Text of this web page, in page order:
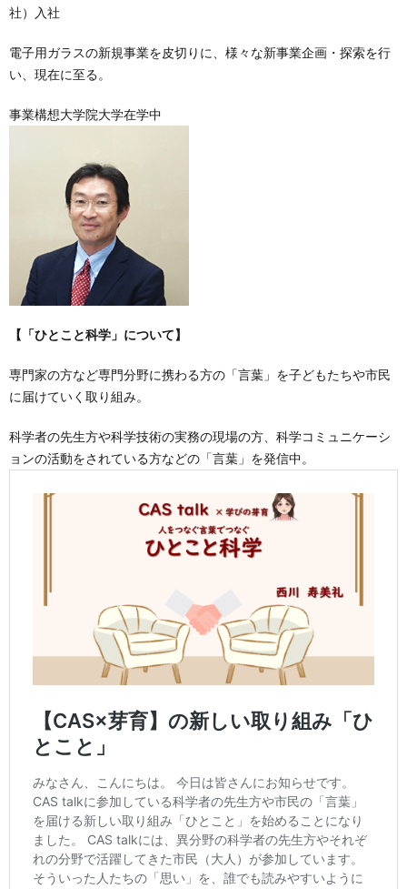
社）入社
電子用ガラスの新規事業を皮切りに、様々な新事業企画・探索を行
い、現在に至る。
事業構想大学院大学在学中
【「ひとこと科学」について】
専門家の方など専門分野に携わる方の「言葉」を子どもたちや市民
に届けていく取り組み。
科学者の先生方や科学技術の実務の現場の方、科学コミュニケーシ
ョンの活動をされている方などの「言葉」を発信中。